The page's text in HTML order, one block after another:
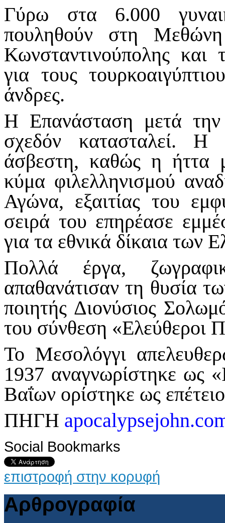
Γύρω στα 6.000
πουληθούν στη
Κωνσταντινούπολης και
για τους
άνδρες.
Η Επανάσταση μετά
σχεδόν κατασταλεί. Η
άσβεστη, καθώς η ήττα
κύμα φιλελληνισμού
Αγώνα, εξαιτίας του
σειρά του επηρέασε
για τα εθνικά δίκαια των
Πολλά έργα,
απαθανάτισαν τη θυσία
ποιητής Διονύσιος
του σύνθεση «Ελεύθεροι
Το Μεσολόγγι
1937 αναγνωρίστηκε ως
Βαΐων ορίστηκε ως
ΠΗΓΗ
Social Bookmarks
επιστροφή στην κορυφή
Αρθρογραφία